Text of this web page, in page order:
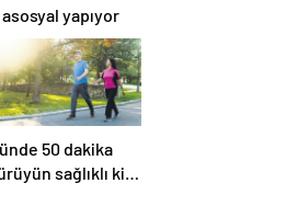
yapıyor
50 dakika
sağlıklı kilo